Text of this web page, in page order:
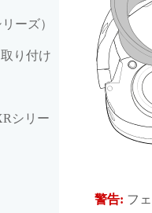
ーズ）
り付け
シリー
警告: フ